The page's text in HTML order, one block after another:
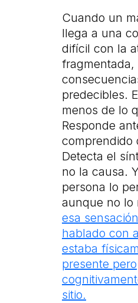
Cuando un
llega a una
difícil con la
fragmentada,
predecibles.
menos de lo
Responde
comprendido
Detecta el
no la causa.
persona lo
aunque no lo
esa
hablado con
estaba
presente pero
sitio.